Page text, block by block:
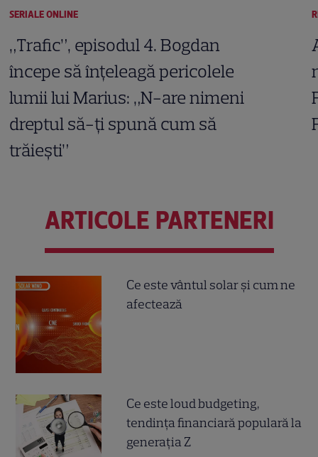
SERIALE ONLINE
„Trafic”, episodul 4. Bogdan
începe să înțeleagă pericolele
lumii lui Marius: „N-are nimeni
dreptul să-ți spună cum să
trăiești”
ARTICOLE PARTENERI
Ce este vântul solar și cum ne
afectează
Ce este loud budgeting,
tendința financiară populară la
generația Z